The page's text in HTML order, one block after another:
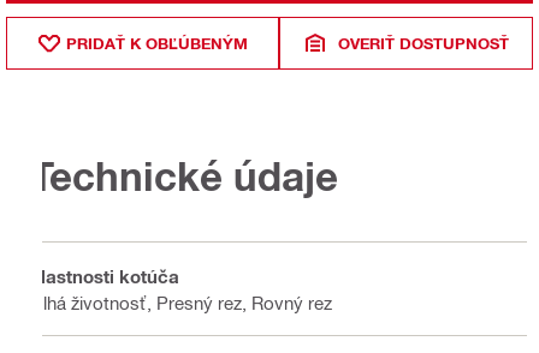
PRIDAŤ K OBĽÚBENÝM OVERIŤ DOSTUPNOSŤ
Technické údaje
Vlastnosti kotúča
Dlhá životnosť, Presný rez, Rovný rez